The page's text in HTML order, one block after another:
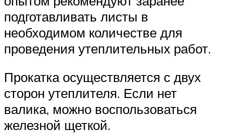
подготавливать листы в
необходимом количестве для
проведения утеплительных работ.
Прокатка осуществляется с двух
сторон утеплителя. Если нет
валика, можно воспользоваться
железной щеткой.